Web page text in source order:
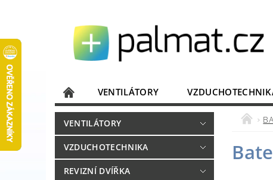
VENTILÁTORY
JISTIČE, ROZVADĚČE
KOMUNIKACE
DOMÁCÍ SPOTŘEBIČE
ELEKTRONIKA
VENTILÁTORY
VZDUCHOTECHNIKA
REVIZNÍ DVÍŘKA